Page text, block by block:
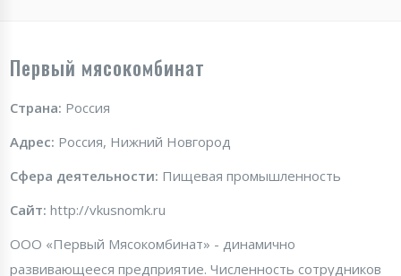
Первый мясокомбинат
Страна: Россия
Адрес: Россия, Нижний Новгород
Сфера деятельности: Пищевая промышленность
Сайт: http://vkusnomk.ru
ООО «Первый Мясокомбинат» - динамично
развивающееся предприятие. Численность сотрудников